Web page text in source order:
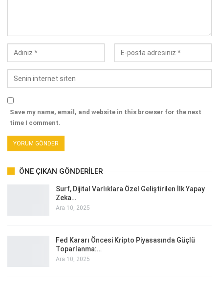
Save my name, email, and website in this browser for the next
time I comment.
ÖNE ÇIKAN GÖNDERILER
Surf, Dijital Varlıklara Özel Geliştirilen İlk Yapay
Zeka…
Ara 10, 2025
Fed Kararı Öncesi Kripto Piyasasında Güçlü
Toparlanma:…
Ara 10, 2025